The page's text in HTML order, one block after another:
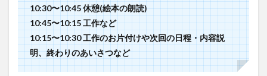
10:30〜10:45 休憩(絵本の朗読)
10:45〜10:15 工作など
10:15〜10:30 工作のお片付けや次回の日程・内容説
明、終わりのあいさつなど